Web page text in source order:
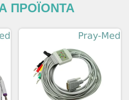
ΠΡΟΪΟΝΤΑ